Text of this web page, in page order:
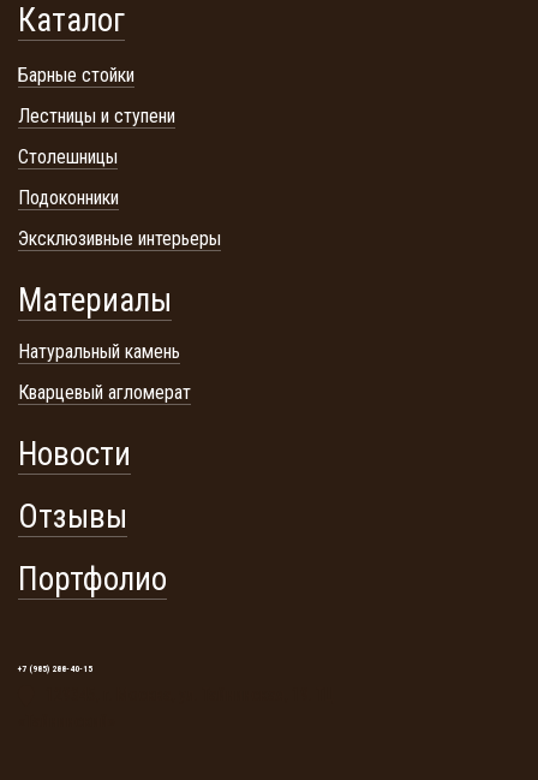
Каталог
Барные стойки
Лестницы и ступени
Столешницы
Подоконники
Эксклюзивные интерьеры
Материалы
Натуральный камень
Кварцевый агломерат
Новости
Отзывы
Портфолио
+7 (985) 288-40-15